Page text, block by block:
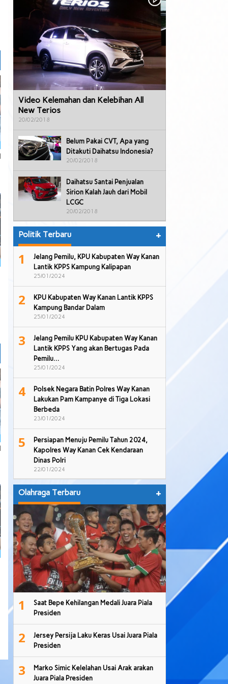
Video Kelemahan dan Kelebihan All
New Terios
20/02/2018
Belum Pakai CVT, Apa yang
Ditakuti Daihatsu Indonesia?
20/02/2018
Daihatsu Santai Penjualan
Sirion Kalah Jauh dari Mobil
LCGC
20/02/2018
Politik Terbaru +
1
Jelang Pemilu, KPU Kabupaten Way Kanan
Lantik KPPS Kampung Kalipapan
25/01/2024
2
KPU Kabupaten Way Kanan Lantik KPPS
Kampung Bandar Dalam
25/01/2024
3
Jelang Pemilu KPU Kabupaten Way Kanan
Lantik KPPS Yang akan Bertugas Pada
Pemilu…
25/01/2024
4
Polsek Negara Batin Polres Way Kanan
Lakukan Pam Kampanye di Tiga Lokasi
Berbeda
23/01/2024
5
Persiapan Menuju Pemilu Tahun 2024,
Kapolres Way Kanan Cek Kendaraan
Dinas Polri
22/01/2024
Olahraga Terbaru +
1
Saat Bepe Kehilangan Medali Juara Piala
Presiden
2
Jersey Persija Laku Keras Usai Juara Piala
Presiden
3
Marko Simic Kelelahan Usai Arak arakan
Juara Piala Presiden